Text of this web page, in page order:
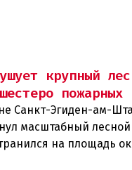
крупный
пожарных
Санкт-Эгиден-ам-
масштабный
на площадь
шесте